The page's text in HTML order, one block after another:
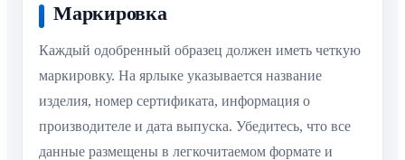
Маркировка
Каждый одобренный образец должен иметь четкую
маркировку. На ярлыке указывается название
изделия, номер сертификата, информация о
производителе и дата выпуска. Убедитесь, что все
данные размещены в легкочитаемом формате и